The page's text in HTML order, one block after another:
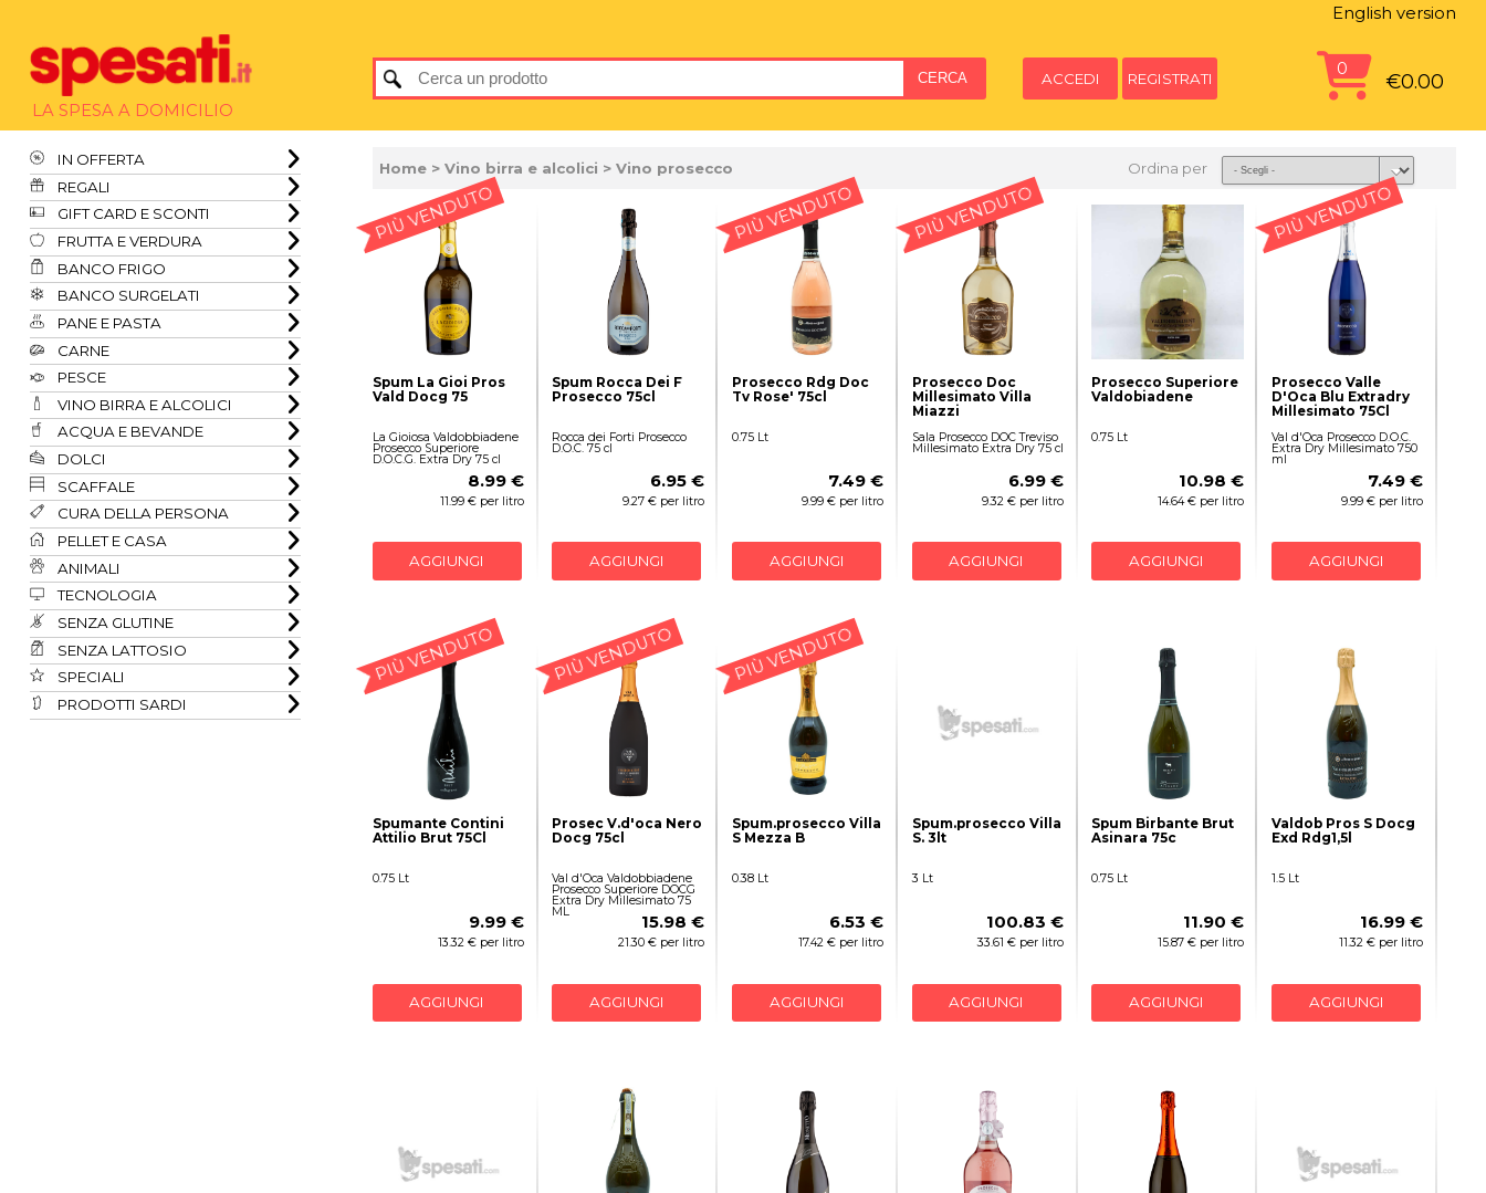
LA SPESA A DOMICILIO
English version
ACCEDI REGISTRATI
0
€0.00
IN OFFERTA
REGALI
GIFT CARD E SCONTI
FRUTTA E VERDURA
BANCO FRIGO
BANCO SURGELATI
PANE E PASTA
CARNE
PESCE
VINO BIRRA E ALCOLICI
ACQUA E BEVANDE
DOLCI
SCAFFALE
CURA DELLA PERSONA
PELLET E CASA
ANIMALI
TECNOLOGIA
SENZA GLUTINE
SENZA LATTOSIO
SPECIALI
PRODOTTI SARDI
Home >Vino birra e alcolici > Vino prosecco Ordina per
PIÙ VENDUTO
Spum La Gioi Pros
Vald Docg 75
La Gioiosa Valdobbiadene
Prosecco Superiore
D.O.C.G. Extra Dry 75 cl
8.99 €
11.99 € per litro
AGGIUNGI
Spum Rocca Dei F
Prosecco 75cl
Rocca dei Forti Prosecco
D.O.C. 75 cl
6.95 €
9.27 € per litro
AGGIUNGI
PIÙ VENDUTO
Prosecco Rdg Doc
Tv Rose' 75cl
0.75 Lt
7.49 €
9.99 € per litro
AGGIUNGI
PIÙ VENDUTO
Prosecco Doc
Millesimato Villa
Miazzi
Sala Prosecco DOC Treviso
Millesimato Extra Dry 75 cl
6.99 €
9.32 € per litro
AGGIUNGI
Prosecco Superiore
Valdobiadene
0.75 Lt
10.98 €
14.64 € per litro
AGGIUNGI
PIÙ VENDUTO
Prosecco Valle
D'Oca Blu Extradry
Millesimato 75Cl
Val d'Oca Prosecco D.O.C.
Extra Dry Millesimato 750
ml
7.49 €
9.99 € per litro
AGGIUNGI
PIÙ VENDUTO
Spumante Contini
Attilio Brut 75Cl
0.75 Lt
9.99 €
13.32 € per litro
AGGIUNGI
PIÙ VENDUTO
Prosec V.d'oca Nero
Docg 75cl
Val d'Oca Valdobbiadene
Prosecco Superiore DOCG
Extra Dry Millesimato 75
ML
15.98 €
21.30 € per litro
AGGIUNGI
PIÙ VENDUTO
Spum.prosecco Villa
S Mezza B
0.38 Lt
6.53 €
17.42 € per litro
AGGIUNGI
Spum.prosecco Villa
S. 3lt
3 Lt
100.83 €
33.61 € per litro
AGGIUNGI
Spum Birbante Brut
Asinara 75c
0.75 Lt
11.90 €
15.87 € per litro
AGGIUNGI
Valdob Pros S Docg
Exd Rdg1,5l
1.5 Lt
16.99 €
11.32 € per litro
AGGIUNGI